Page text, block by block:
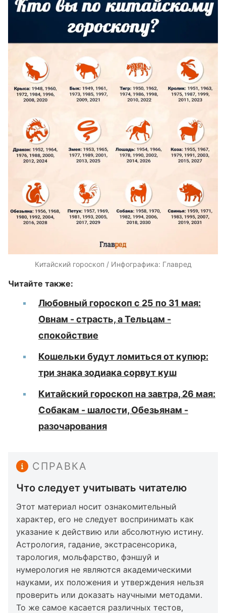
Китайский гороскоп / Инфографика: Главред
Читайте также:
Любовный гороскоп с 25 по 31 мая:
Овнам - страсть, а Тельцам -
спокойствие
Кошельки будут ломиться от купюр:
три знака зодиака сорвут куш
Китайский гороскоп на завтра, 26 мая:
Собакам - шалости, Обезьянам -
разочарования
СПРАВКА
Что следует учитывать читателю
Этот материал носит ознакомительный
характер, его не следует воспринимать как
указание к действию или абсолютную истину.
Астрология, гадание, экстрасенсорика,
тарология, мольфарство, фэншуй и
нумерология не являются академическими
науками, их положения и утверждения нельзя
проверить или доказать научными методами.
То же самое касается различных тестов,